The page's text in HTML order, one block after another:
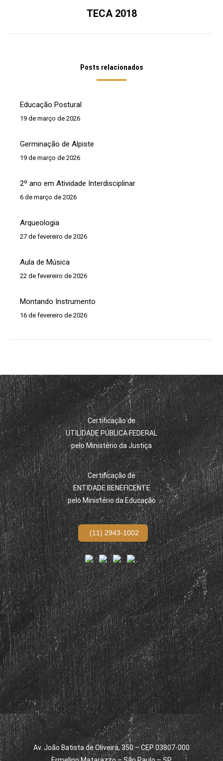
Próximo
TECA 2018
Posts relacionados
Educação Postural
19 de março de 2026
Germinação de Alpiste
19 de março de 2026
2º ano em Atividade Interdisciplinar
6 de março de 2026
Arqueologia
27 de fevereiro de 2026
Aula de Música
22 de fevereiro de 2026
Montando Instrumento
16 de fevereiro de 2026
Certificação de
UTILIDADE PÚBLICA FEDERAL
pelo Ministério da Justiça
Certificação de
ENTIDADE BENEFICENTE
pelo Ministério da Educação
(11) 2943-1002
Av. João Batista de Oliveira, 350 – CEP 03807-000